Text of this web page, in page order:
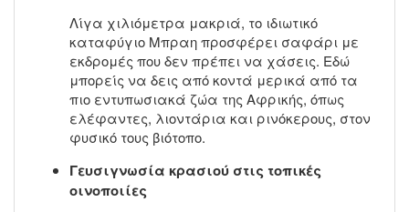
Λίγα χιλιόμετρα μακριά, το ιδιωτικό
καταφύγιο Μπραη προσφέρει σαφάρι με
εκδρομές που δεν πρέπει να χάσεις. Εδώ
μπορείς να δεις από κοντά μερικά από τα
πιο εντυπωσιακά ζώα της Αφρικής, όπως
ελέφαντες, λιοντάρια και ρινόκερους, στον
φυσικό τους βιότοπο.
Γευσιγνωσία κρασιού στις τοπικές
οινοποιίες